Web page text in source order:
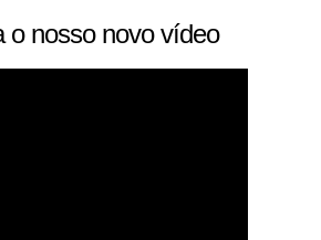
o nosso novo vídeo